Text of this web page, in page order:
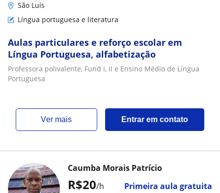
São Luís
Língua portuguesa e literatura
Aulas particulares e reforço escolar em
Língua Portuguesa, alfabetização
Professora polivalente, Fund I, II e Ensino Médio de Língua
Portuguesa
ver mais Entrar em contato
R$20/h Primeira aula gratuita
Caumba Morais Patrício